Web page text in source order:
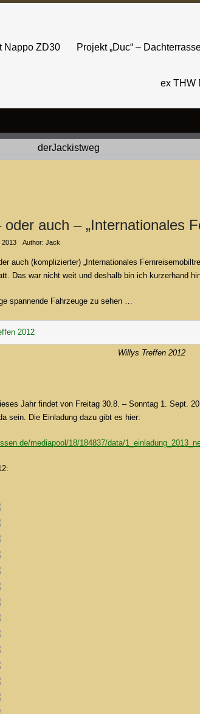
Nappo ZD30 Projekt „Duc“ –
ex THW
oder auch – „Internationales
2013 Author: Jack
auch (komplizierter) „Internationales
Das war nicht weit und deshalb bin ich kurzerhand
spannende Fahrzeuge zu sehen …
Willys Treffen 2012
Jahr findet von Freitag 30.8. – Sonntag 1. Sept.
sein. Die Einladung dazu gibt es hier:
mediapool/18/184837/data/